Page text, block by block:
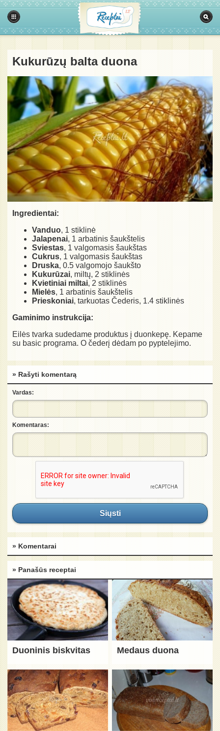
Kukurūzų balta duona
Ingredientai:
Vanduo, 1 stiklinė
Jalapenai, 1 arbatinis šaukštelis
Sviestas, 1 valgomasis šaukštas
Cukrus, 1 valgomasis šaukštas
Druska, 0.5 valgomojo šaukšto
Kukurūzai, miltų, 2 stiklinės
Kvietiniai miltai, 2 stiklinės
Mielės, 1 arbatinis šaukštelis
Prieskoniai, tarkuotas Čederis, 1.4 stiklinės
Gaminimo instrukcija:
Eilės tvarka sudedame produktus į duonkepę. Kepame
su basic programa. O čederį dėdam po pyptelejimo.
» Rašyti komentarą
Vardas:
Komentaras:
Siųsti
» Komentarai
» Panašūs receptai
Duoninis biskvitas Medaus duona